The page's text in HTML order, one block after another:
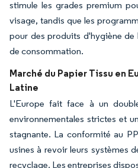
stimule les grades premium
visage, tandis que les
pour des produits d'hygiène de
de consommation.
Marché du Papier Tissu en
Latine
L'Europe fait face à un
environnementales strictes et
stagnante. La conformité au
usines à revoir leurs systèmes
recyclage. Les entreprises